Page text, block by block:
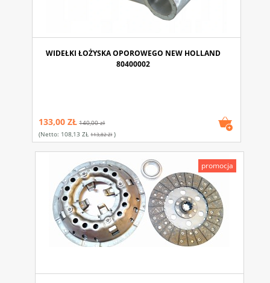
WIDEŁKI ŁOŻYSKA OPOROWEGO NEW HOLLAND
80400002
133,00 ZŁ 140,00 zł
(netto: 108,13 ZŁ 113,82 Zł)
promocja